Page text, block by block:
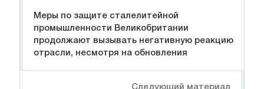
Меры по защите сталелитейной
промышленности Великобритании
продолжают вызывать негативную реакцию
отрасли, несмотря на обновления
Следующий материал